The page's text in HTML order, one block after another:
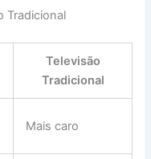
Tradicional
Televisão
Tradicional
Mais caro